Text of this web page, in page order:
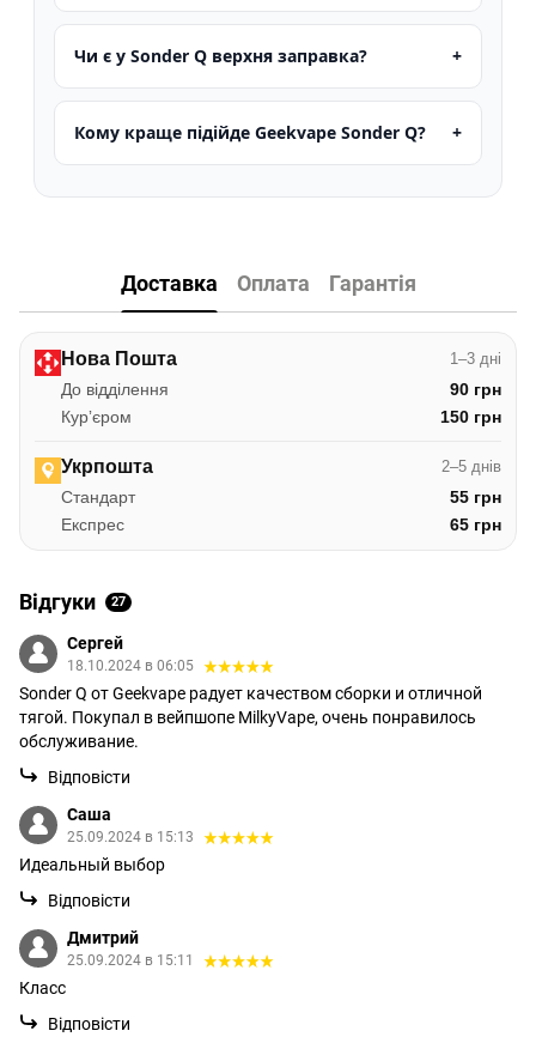
Чи є у Sonder Q верхня заправка?
Кому краще підійде Geekvape Sonder Q?
Доставка Оплата Гарантія
Нова Пошта 1–3 дні
До відділення
90 грн
Курʼєром
150 грн
Укрпошта 2–5 днів
Стандарт
55 грн
Експрес
65 грн
Відгуки 27
Сергей
18.10.2024 в 06:05
Sonder Q от Geekvape радует качеством сборки и отличной
тягой. Покупал в вейпшопе MilkyVape, очень понравилось
обслуживание.
Відповісти
Саша
25.09.2024 в 15:13
Идеальный выбор
Відповісти
Дмитрий
25.09.2024 в 15:11
Класс
Відповісти